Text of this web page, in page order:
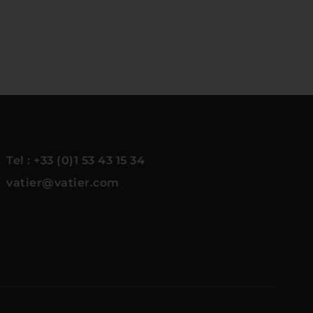
Tel : +33 (0)1 53 43 15 34
vatier@vatier.com